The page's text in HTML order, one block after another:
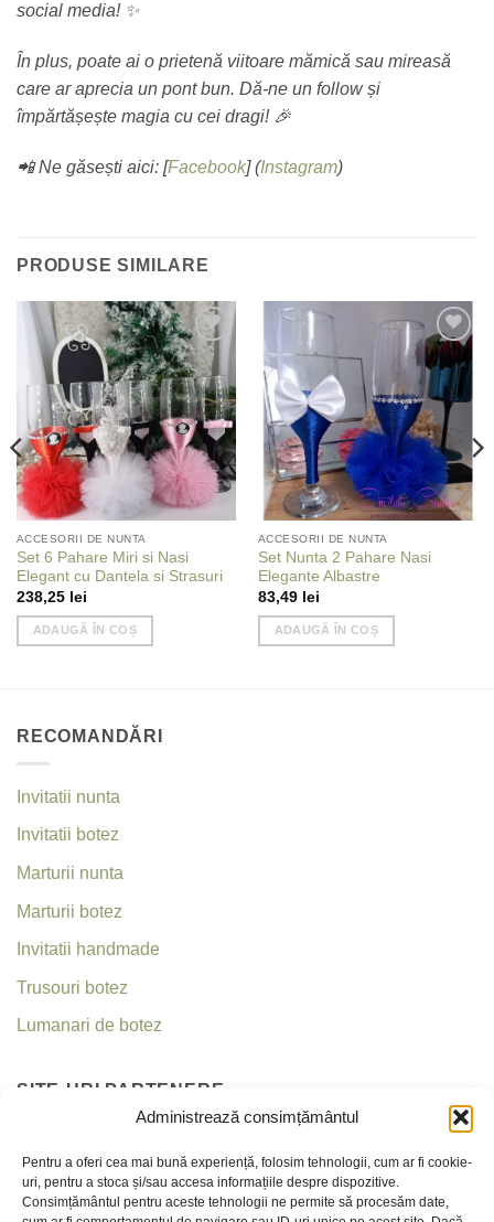
Administrează consimțământul
Pentru a oferi cea mai bună experiență, folosim tehnologii, cum ar fi cookie-
uri, pentru a stoca și/sau accesa informațiile despre dispozitive.
Consimțământul pentru aceste tehnologii ne permite să procesăm date,
social media! ✨
În plus, poate ai o prietenă viitoare mămică sau mireasă
care ar aprecia un pont bun. Dă-ne un follow și
împărtășește magia cu cei dragi! 🎉
📲 Ne găsești aici: [Facebook] (Instagram)
PRODUSE SIMILARE
Add to
wishlist
ACCESORII DE NUNTA
Set 6 Pahare Miri si Nasi
Elegant cu Dantela si Strasuri
238,25 lei
ADAUGĂ ÎN COȘ
Add to
wishlist
ACCESORII DE NUNTA
Set Nunta 2 Pahare Nasi
Elegante Albastre
83,49 lei
ADAUGĂ ÎN COȘ
RECOMANDĂRI
Invitatii nunta
Invitatii botez
Marturii nunta
Marturii botez
Invitatii handmade
Trusouri botez
Lumanari de botez
SITE-URI PARTENERE
Criseea